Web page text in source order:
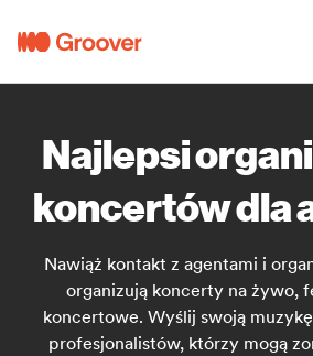
Najlepsi
koncertów dla
Nawiąż kontakt z agentami i
organizują koncerty na żywo,
koncertowe. Wyślij swoją
profesjonalistów, którzy mogą